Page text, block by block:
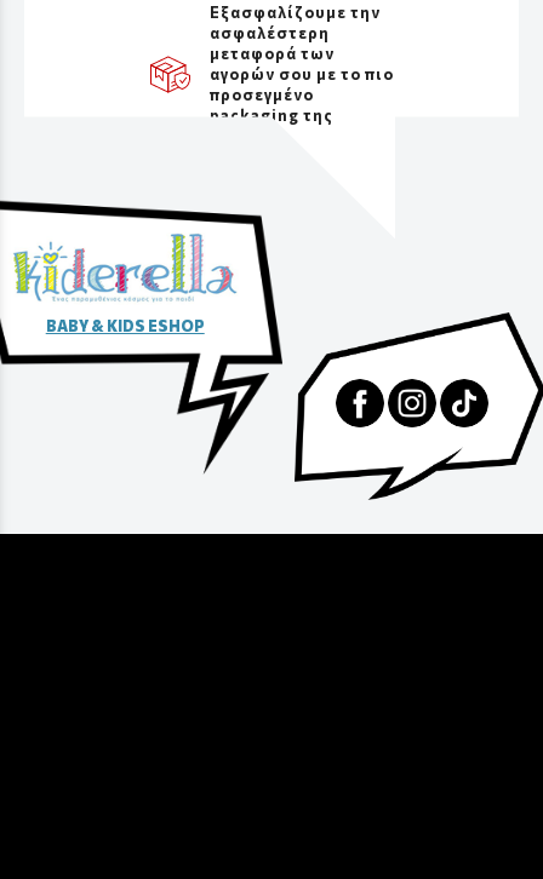
Εξασφαλίζουμε την
ασφαλέστερη
μεταφορά των
αγορών σου με το πιο
προσεγμένο
packaging της
BABY & KIDS ESHOP